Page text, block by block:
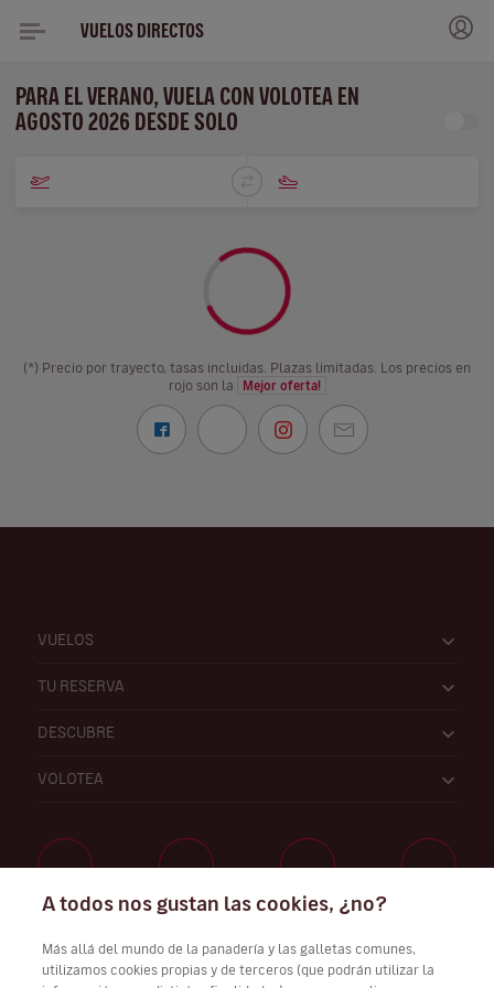
VUELOS DIRECTOS
PARA EL VERANO, VUELA CON VOLOTEA EN
AGOSTO 2026 DESDE SOLO
(*) Precio por trayecto, tasas incluidas. Plazas limitadas. Los precios en
rojo son la
Mejor oferta!
VUELOS
TU RESERVA
DESCUBRE
VOLOTEA
A todos nos gustan las cookies, ¿no?
Más allá del mundo de la panadería y las galletas comunes,
utilizamos cookies propias y de terceros (que podrán utilizar la